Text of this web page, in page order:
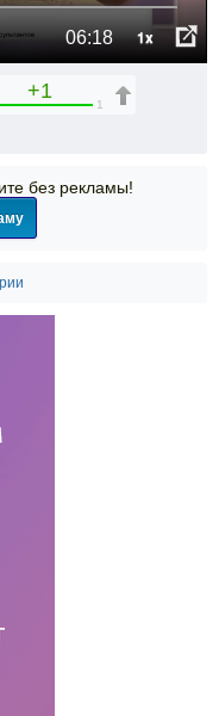
06:18 1x
+1
1
без рекламы!